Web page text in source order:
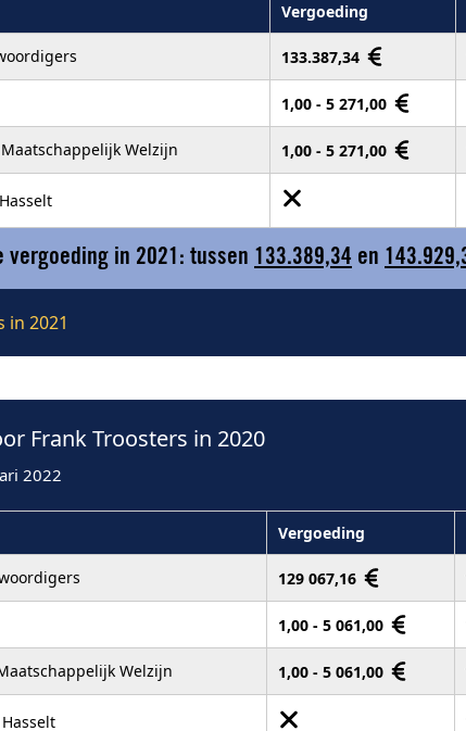
Vergoeding
133.387,34
1,00 - 5 271,00
Welzijn 1,00 - 5 271,00
vergoeding in 2021: tussen 133.389,34 en
2021
Frank Troosters in 2020
2022
Vergoeding
129 067,16
1,00 - 5 061,00
Welzijn 1,00 - 5 061,00